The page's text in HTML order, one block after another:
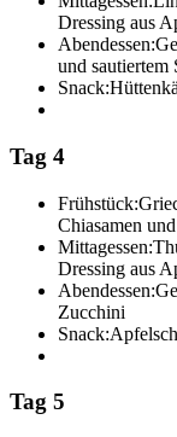
Dressing aus
Abendessen:
und sautiertem
Snack:
Tag 4
Frühstück:
Chiasamen
Mittagessen:
Dressing aus
Abendessen:
Zucchini
Snack:
Tag 5